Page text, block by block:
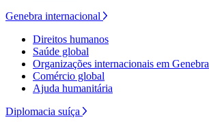
Genebra internacional
Direitos humanos
Saúde global
Organizações internacionais em Genebra
Comércio global
Ajuda humanitária
Diplomacia suíça